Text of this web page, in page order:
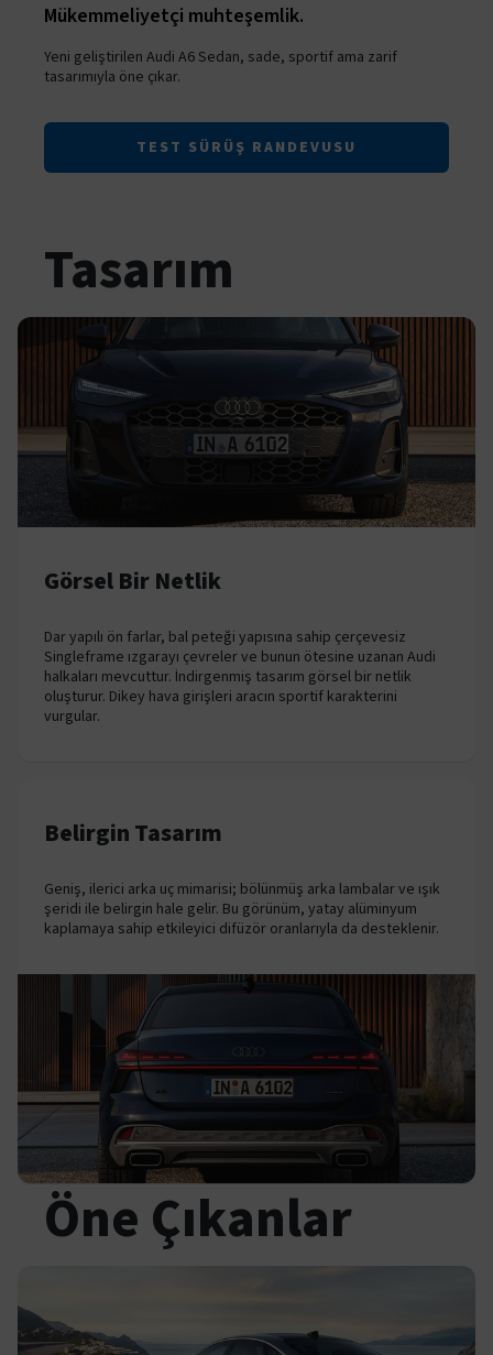
Mükemmeliyetçi muhteşemlik.
Yeni geliştirilen Audi A6 Sedan, sade, sportif ama zarif
tasarımıyla öne çıkar.
TEST SÜRÜŞ RANDEVUSU
Tasarım
Görsel Bir Netlik
Dar yapılı ön farlar, bal peteği yapısına sahip çerçevesiz
Singleframe ızgarayı çevreler ve bunun ötesine uzanan Audi
halkaları mevcuttur. İndirgenmiş tasarım görsel bir netlik
oluşturur. Dikey hava girişleri aracın sportif karakterini
vurgular.
Belirgin Tasarım
Geniş, ilerici arka uç mimarisi; bölünmüş arka lambalar ve ışık
şeridi ile belirgin hale gelir. Bu görünüm, yatay alüminyum
kaplamaya sahip etkileyici difüzör oranlarıyla da desteklenir.
Öne Çıkanlar